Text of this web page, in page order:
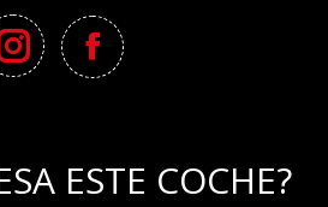
ESTE COCHE?